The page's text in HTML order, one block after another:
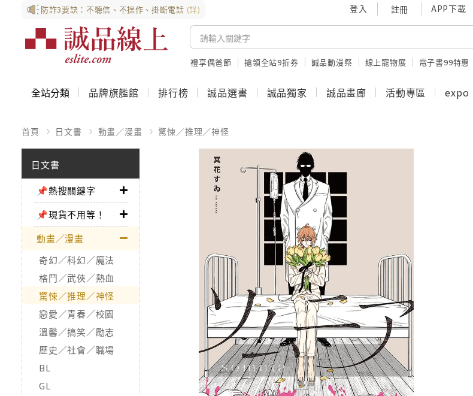
防詐3要訣：不聽信、不操作、掛斷電話 (詳) 登入 註冊 APP下載
禮享偶爸節 搶領全站9折券 誠品動漫祭 線上寵物展 電子書99特惠
全站分類 品牌旗艦館 排行榜 誠品選書 誠品獨家 誠品畫廊 活動專區 expo
首頁 日文書 動畫／漫畫 驚悚／推理／神怪
日文書
📌熱搜關鍵字
📌現貨不用等！
動畫／漫畫
奇幻／科幻／魔法
格鬥／武俠／熱血
驚悚／推理／神怪
戀愛／青春／校園
溫馨／搞笑／勵志
歷史／社會／職場
BL
GL